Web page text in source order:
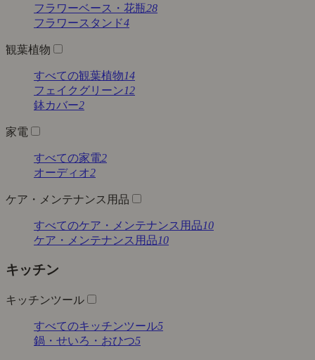
フラワーベース・花瓶28
フラワースタンド4
観葉植物
すべての観葉植物14
フェイクグリーン12
鉢カバー2
家電
すべての家電2
オーディオ2
ケア・メンテナンス用品
すべてのケア・メンテナンス用品10
ケア・メンテナンス用品10
キッチン
キッチンツール
すべてのキッチンツール5
鍋・せいろ・おひつ5